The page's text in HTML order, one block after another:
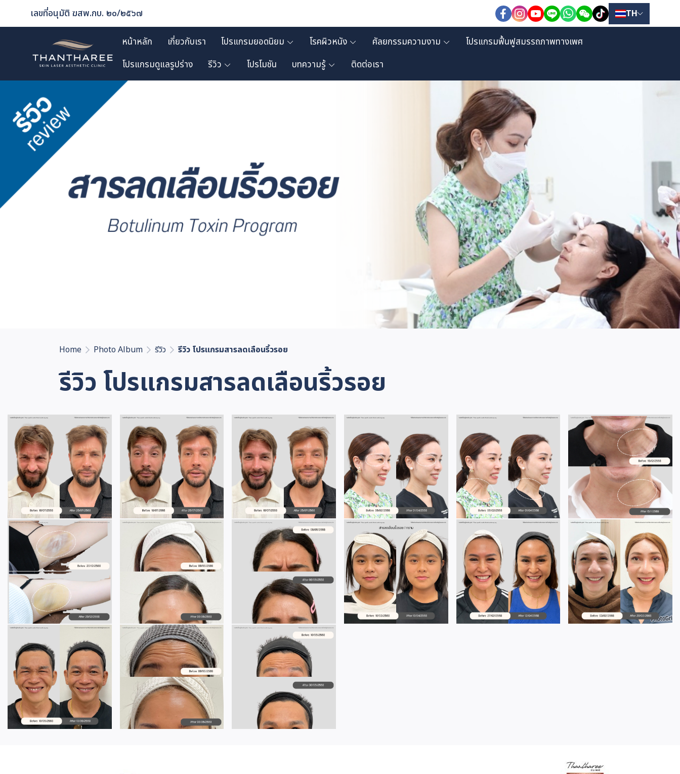
เลขที่อนุมัติ ฆสพ.กบ. ๒๐/๒๕๖๗ TH
หน้าหลัก เกี่ยวกับเรา โปรแกรมยอดนิยม โรคผิวหนัง ศัลยกรรมความงาม
โปรแกรมฟื้นฟูสมรรถภาพทางเพศ
โปรแกรมดูแลรูปร่าง
รีวิว โปรโมชัน บทความรู้ ติดต่อเรา
Home Photo Album รีวิว รีวิว โปรแกรมสารลดเลือนริ้วรอย
รีวิว โปรแกรมสารลดเลือนริ้วรอย